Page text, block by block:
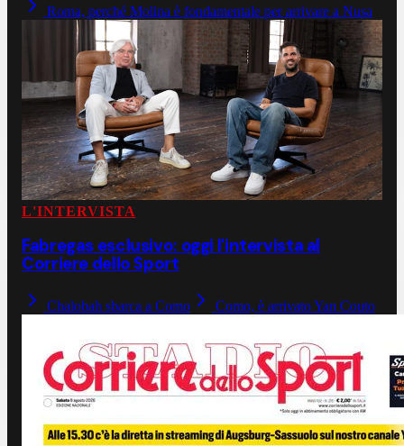
Roma, perché Molina è fondamentale per arrivare a Nusa
L'INTERVISTA
Fabregas esclusivo: oggi l'intervista al
Corriere dello Sport
Chalobah sbarca a Como Como, è arrivato Yan Couto